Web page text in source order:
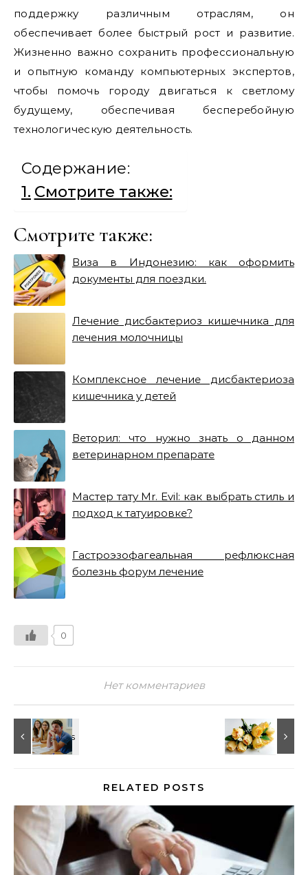
поддержку различным отраслям, он
обеспечивает более быстрый рост и развитие.
Жизненно важно сохранить профессиональную
и опытную команду компьютерных экспертов,
чтобы помочь городу двигаться к светлому
будущему, обеспечивая бесперебойную
технологическую деятельность.
Содержание:
Смотрите также:
Смотрите также:
Виза в Индонезию: как оформить
документы для поездки.
Лечение дисбактериоз кишечника для
лечения молочницы
Комплексное лечение дисбактериоза
кишечника у детей
Веторил: что нужно знать о данном
ветеринарном препарате
Мастер тату Mr. Evil: как выбрать стиль и
подход к татуировке?
Гастроэзофагеальная рефлюксная
болезнь форум лечение
0
Нет комментариев
RELATED POSTS